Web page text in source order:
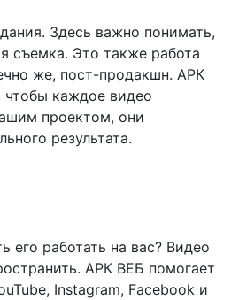
Здесь важно понимать,
съемка. Это также работа
же, пост-продакшн. АРК
чтобы каждое видео
проектом, они
результата.
его работать на вас? Видео
АРК ВЕБ помогает
Instagram, Facebook и